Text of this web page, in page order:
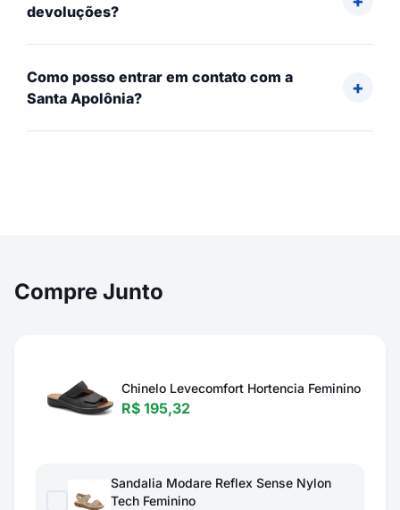
devoluções?
Como posso entrar em contato com a
Santa Apolônia?
Compre Junto
Chinelo Levecomfort Hortencia Feminino
R$ 195,32
Sandalia Modare Reflex Sense Nylon
Tech Feminino